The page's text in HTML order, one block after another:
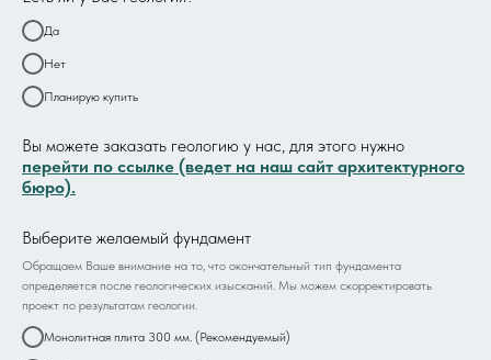
Да
Нет
Планирую купить
Вы можете заказать геологию у нас, для этого нужно
перейти по ссылке (ведет на наш сайт архитектурного
бюро).
Выберите желаемый фундамент
Обращаем Ваше внимание на то, что окончательный тип фундамента
определяется после геологических изысканий. Мы можем скорректировать
проект по результатам геологии.
Монолитная плита 300 мм. (Рекомендуемый)